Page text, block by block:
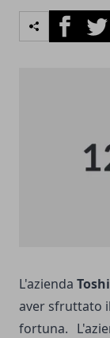
Facebook
L'azienda
aver sfruttato
fortuna.